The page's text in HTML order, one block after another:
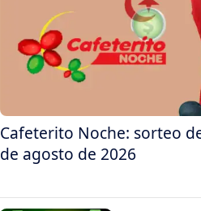
Cafeterito Noche: sorteo
de agosto de 2026